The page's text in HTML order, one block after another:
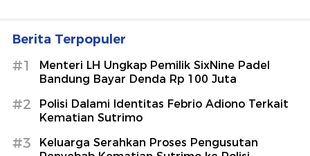
Berita Terpopuler
#1
Menteri LH Ungkap Pemilik SixNine Padel
Bandung Bayar Denda Rp 100 Juta
#2
Polisi Dalami Identitas Febrio Adiono Terkait
Kematian Sutrimo
#3
Keluarga Serahkan Proses Pengusutan